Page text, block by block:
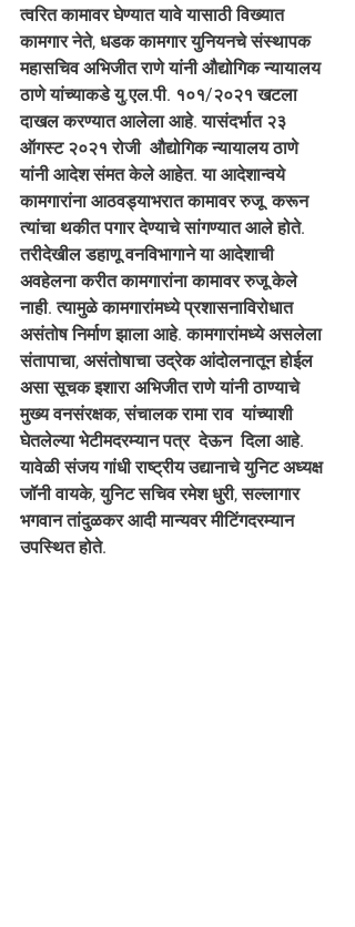
त्वरित कामावर घेण्यात यावे यासाठी विख्यात
कामगार नेते, धडक कामगार युनियनचे संस्थापक
महासचिव अभिजीत राणे यांनी औद्योगिक न्यायालय
ठाणे यांच्याकडे यु.एल.पी. १०१/२०२१ खटला
दाखल करण्यात आलेला आहे. यासंदर्भात २३
ऑगस्ट २०२१ रोजी  औद्योगिक न्यायालय ठाणे
यांनी आदेश संमत केले आहेत. या आदेशान्वये
कामगारांना आठवड्याभरात कामावर रुजू  करून
त्यांचा थकीत पगार देण्याचे सांगण्यात आले होते.
तरीदेखील डहाणू वनविभागाने या आदेशाची
अवहेलना करीत कामगारांना कामावर रुजू केले
नाही. त्यामुळे कामगारांमध्ये प्रशासनाविरोधात
असंतोष निर्माण झाला आहे. कामगारांमध्ये असलेला
संतापाचा, असंतोषाचा उद्रेक आंदोलनातून होईल
असा सूचक इशारा अभिजीत राणे यांनी ठाण्याचे
मुख्य वनसंरक्षक, संचालक रामा राव  यांच्याशी
घेतलेल्या भेटीमदरम्यान पत्र  देऊन  दिला आहे.
यावेळी संजय गांधी राष्ट्रीय उद्यानाचे युनिट अध्यक्ष
जॉनी वायके, युनिट सचिव रमेश धुरी, सल्लागार
भगवान तांदुळकर आदी मान्यवर मीटिंगदरम्यान
उपस्थित होते.